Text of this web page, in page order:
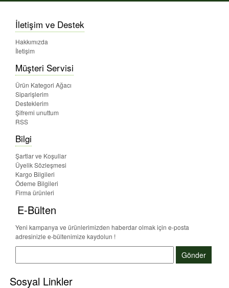
İletişim ve Destek
Hakkımızda
İletişim
Müşteri Servisi
Ürün Kategori Ağacı
Siparişlerim
Desteklerim
Şifremi unuttum
RSS
Bilgi
Şartlar ve Koşullar
Üyelik Sözleşmesi
Kargo Bilgileri
Ödeme Bilgileri
Firma ürünleri
E-Bülten
Yeni kampanya ve ürünlerimizden haberdar olmak için e-posta
adresinizle e-bültenimize kaydolun !
Gönder
Sosyal Linkler